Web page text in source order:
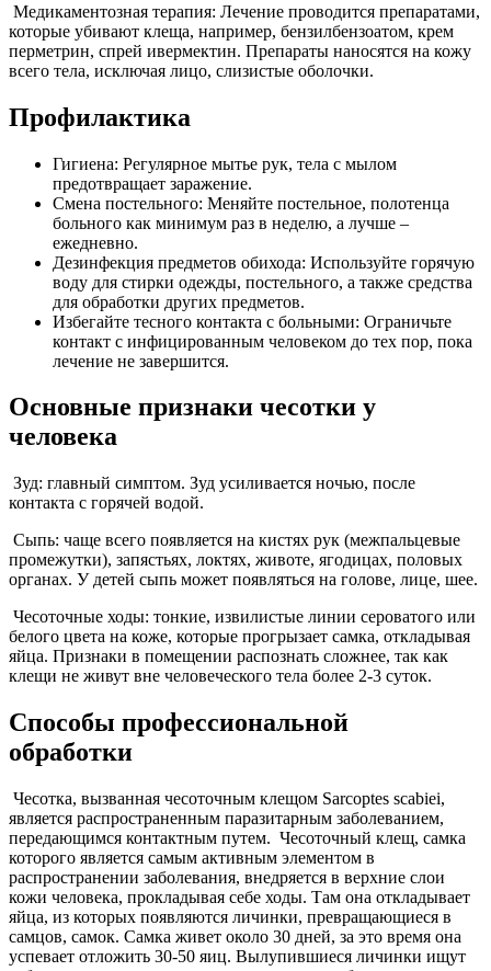
Медикаментозная терапия: Лечение проводится препаратами,
которые убивают клеща, например, бензилбензоатом, крем
перметрин, спрей ивермектин. Препараты наносятся на кожу
всего тела, исключая лицо, слизистые оболочки.
Профилактика
Гигиена: Регулярное мытье рук, тела с мылом
предотвращает заражение.
Смена постельного: Меняйте постельное, полотенца
больного как минимум раз в неделю, а лучше –
ежедневно.
Дезинфекция предметов обихода: Используйте горячую
воду для стирки одежды, постельного, а также средства
для обработки других предметов.
Избегайте тесного контакта с больными: Ограничьте
контакт с инфицированным человеком до тех пор, пока
лечение не завершится.
Основные признаки чесотки у
человека
Зуд: главный симптом. Зуд усиливается ночью, после
контакта с горячей водой.
Сыпь: чаще всего появляется на кистях рук (межпальцевые
промежутки), запястьях, локтях, животе, ягодицах, половых
органах. У детей сыпь может появляться на голове, лице, шее.
Чесоточные ходы: тонкие, извилистые линии сероватого или
белого цвета на коже, которые прогрызает самка, откладывая
яйца. Признаки в помещении распознать сложнее, так как
клещи не живут вне человеческого тела более 2-3 суток.
Способы профессиональной
обработки
Чесотка, вызванная чесоточным клещом Sarcoptes scabiei,
является распространенным паразитарным заболеванием,
передающимся контактным путем. Чесоточный клещ, самка
которого является самым активным элементом в
распространении заболевания, внедряется в верхние слои
кожи человека, прокладывая себе ходы. Там она откладывает
яйца, из которых появляются личинки, превращающиеся в
самцов, самок. Самка живет около 30 дней, за это время она
успевает отложить 30-50 яиц. Вылупившиеся личинки ищут